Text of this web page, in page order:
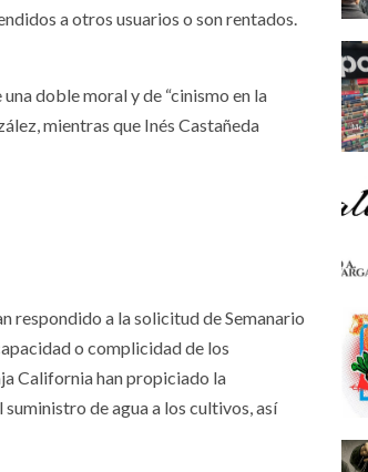
a otros usuarios o son rentados.
doble moral y de “cinismo en la
mientras que Inés Castañeda
respondido a la solicitud de Semanario
o complicidad de los
California han propiciado la
de agua a los cultivos, así